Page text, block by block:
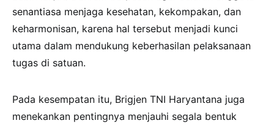
senantiasa menjaga kesehatan, kekompakan, dan
keharmonisan, karena hal tersebut menjadi kunci
utama dalam mendukung keberhasilan pelaksanaan
tugas di satuan.
Pada kesempatan itu, Brigjen TNI Haryantana juga
menekankan pentingnya menjauhi segala bentuk